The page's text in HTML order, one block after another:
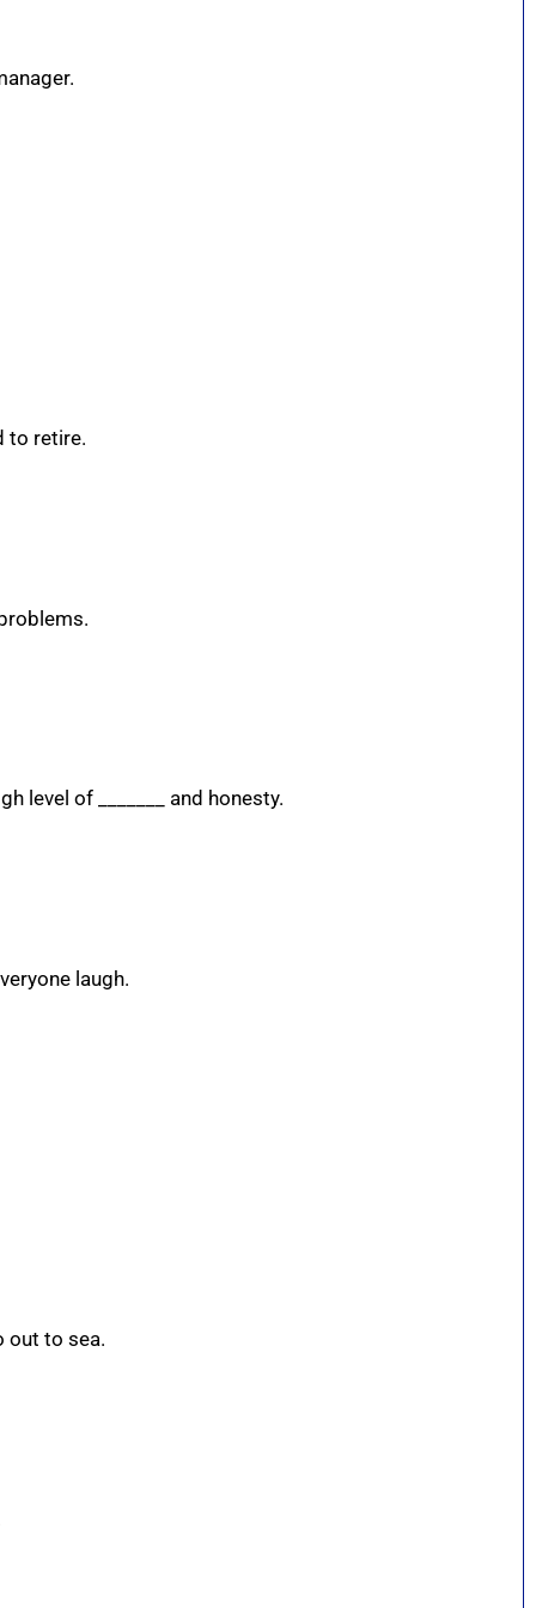
to retire.
level of _______ and honesty.
laugh.
out to sea.